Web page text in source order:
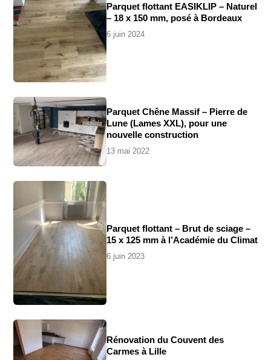
Parquet flottant EASIKLIP – Naturel
– 18 x 150 mm, posé à Bordeaux
6 juin 2024
Parquet Chêne Massif – Pierre de
Lune (Lames XXL), pour une
nouvelle construction
13 mai 2022
Parquet flottant – Brut de sciage –
15 x 125 mm à l’Académie du Climat
6 juin 2023
Rénovation du Couvent des
Carmes à Lille